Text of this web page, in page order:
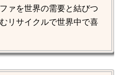
ァを世界の需要と結びつ
リサイクルで世界中で喜